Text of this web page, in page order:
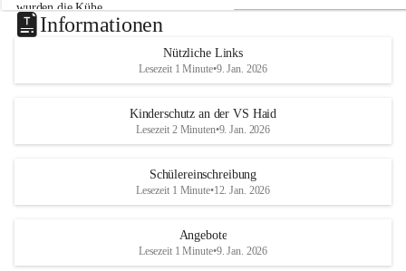
wurden die Kühe
gefüttert und mit Heu versorgt. Auch das Buttermachen bereitete den
große Freude.
Zudem hatten die Kinder die Möglichkeit, Hasen und Hühner zu
Es war ein rundum gelungener Ausflug, bei dem die Kinder viel
gelernt haben und
Informationen
Nützliche Links
Lesezeit 1 Minute•9. Jan. 2026
Kinderschutz an der VS Haid
Lesezeit 2 Minuten•9. Jan. 2026
Schülereinschreibung
Lesezeit 1 Minute•12. Jan. 2026
Angebote
Lesezeit 1 Minute•9. Jan. 2026